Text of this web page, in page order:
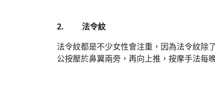
2. 法令紋
法令紋都是不少女性會注重，因為法令紋除
公按壓於鼻翼兩旁，再向上推，按摩手法